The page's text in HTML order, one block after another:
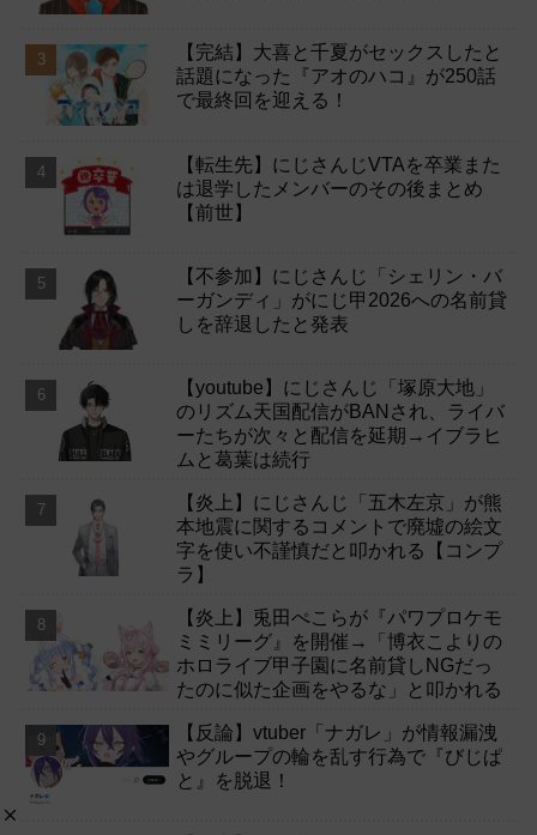
【完結】大喜と千夏がセックスしたと
話題になった『アオのハコ』が250話
で最終回を迎える！
【転生先】にじさんじVTAを卒業また
は退学したメンバーのその後まとめ
【前世】
【不参加】にじさんじ「シェリン・バ
ーガンディ」がにじ甲2026への名前貸
しを辞退したと発表
【youtube】にじさんじ「塚原大地」
のリズム天国配信がBANされ、ライバ
ーたちが次々と配信を延期→イブラヒ
ムと葛葉は続行
【炎上】にじさんじ「五木左京」が熊
本地震に関するコメントで廃墟の絵文
字を使い不謹慎だと叩かれる【コンプ
ラ】
【炎上】兎田ぺこらが『パワプロケモ
ミミリーグ』を開催→「博衣こよりの
ホロライブ甲子園に名前貸しNGだっ
たのに似た企画をやるな」と叩かれる
【反論】vtuber「ナガレ」が情報漏洩
やグループの輪を乱す行為で『びじぱ
と』を脱退！